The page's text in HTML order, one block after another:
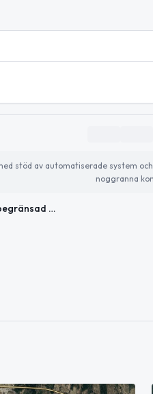
stöd av automatiserade system
noggranna
Skyltarbete med begränsad framkomlighet på E14 vid Torpshammar